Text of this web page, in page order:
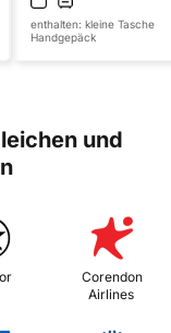
enthalten: kleine Tasche
Handgepäck
und
Corendon
Airlines